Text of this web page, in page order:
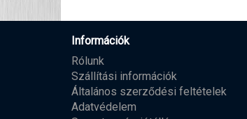
Információk
Rólunk
Szállítási információk
Általános szerződési feltételek
Adatvédelem